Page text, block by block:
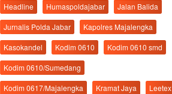
Headline
Humaspoldajabar
Jalan Balida
Jurnalis Polda Jabar
Kapolres Majalengka
Kasokandel
Kodim 0610
Kodim 0610 smd
Kodim 0610/Sumedang
Kodim 0617/Majalengka
Kramat Jaya
Leetex